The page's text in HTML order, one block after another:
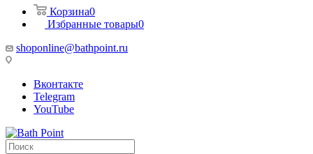
Корзина0
Избранные товары0
shoponline@bathpoint.ru
Вконтакте
Telegram
YouTube